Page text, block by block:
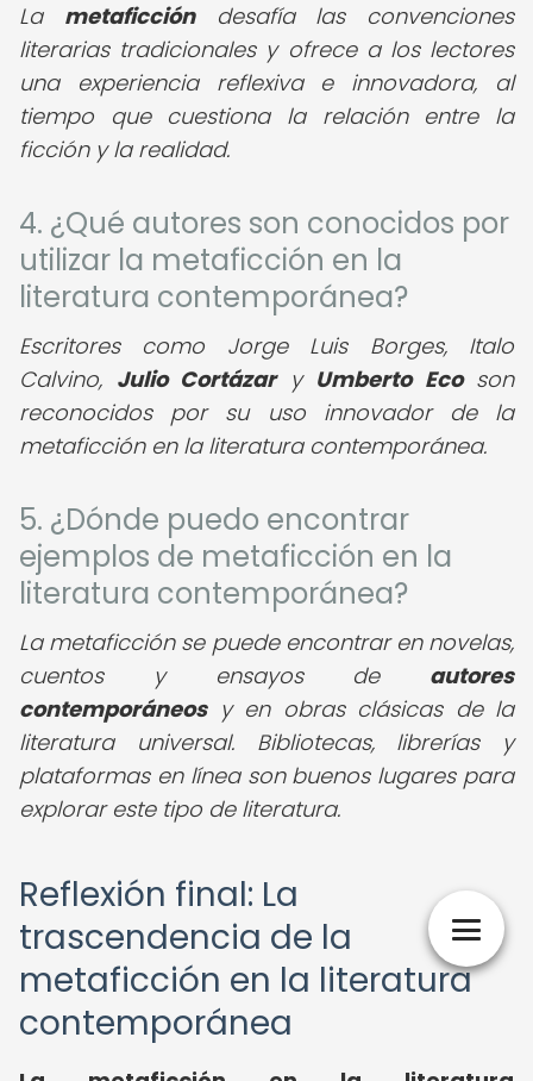
La metaficcióndesafía las convenciones
literarias tradicionales y ofrece a los lectores
una experiencia reflexiva e innovadora, al
tiempo que cuestiona la relación entre la
ficción y la realidad.
4. ¿Qué autores son conocidos por
utilizar la metaficción en la
literatura contemporánea?
Escritores como Jorge Luis Borges, Italo
Calvino, Julio Cortázary Umberto Ecoson
reconocidos por su uso innovador de la
metaficción en la literatura contemporánea.
5. ¿Dónde puedo encontrar
ejemplos de metaficción en la
literatura contemporánea?
La metaficción se puede encontrar en novelas,
cuentos y ensayos de autores
contemporáneosy en obras clásicas de la
literatura universal. Bibliotecas, librerías y
plataformas en línea son buenos lugares para
explorar este tipo de literatura.
Reflexión final: La
trascendencia de la
metaficción en la literatura
contemporánea